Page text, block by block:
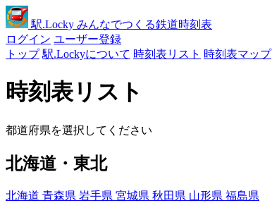
駅.Locky みんなでつくる鉄道時刻表
ログイン ユーザー登録
トップ 駅.Lockyについて 時刻表リスト 時刻表マップ
時刻表リスト
都道府県を選択してください
北海道・東北
北海道 青森県 岩手県 宮城県 秋田県 山形県 福島県